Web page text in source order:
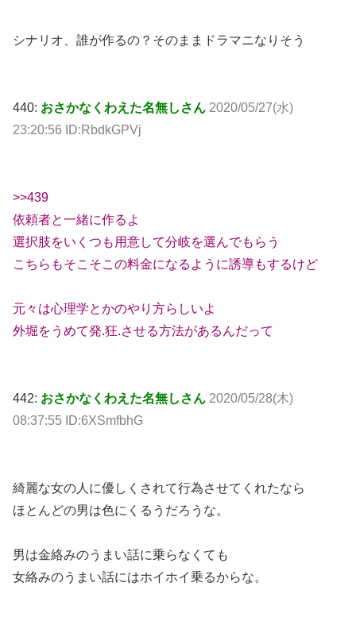
シナリオ、誰が作るの？そのままドラマニなりそう
440: おさかなくわえた名無しさん 2020/05/27(水)
23:20:56 ID:RbdkGPVj
>>439
依頼者と一緒に作るよ
選択肢をいくつも用意して分岐を選んでもらう
こちらもそこそこの料金になるように誘導もするけど
元々は心理学とかのやり方らしいよ
外堀をうめて発.狂.させる方法があるんだって
442: おさかなくわえた名無しさん 2020/05/28(木)
08:37:55 ID:6XSmfbhG
綺麗な女の人に優しくされて行為させてくれたなら
ほとんどの男は色にくるうだろうな。
男は金絡みのうまい話に乗らなくても
女絡みのうまい話にはホイホイ乗るからな。